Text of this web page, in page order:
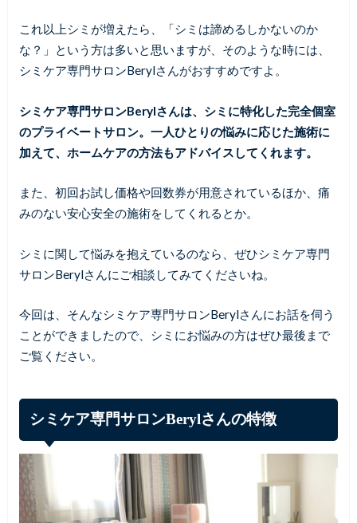
これ以上シミが増えたら、「シミは諦めるしかないのか
な？」という方は多いと思いますが、そのような時には、
シミケア専門サロンBerylさんがおすすめですよ。
シミケア専門サロンBerylさんは、シミに特化した完全個室
のプライベートサロン。一人ひとりの悩みに応じた施術に
加えて、ホームケアの方法もアドバイスしてくれます。
また、初回お試し価格や回数券が用意されているほか、痛
みのない安心安全の施術をしてくれるとか。
シミに関して悩みを抱えているのなら、ぜひシミケア専門
サロンBerylさんにご相談してみてくださいね。
今回は、そんなシミケア専門サロンBerylさんにお話を伺う
ことができましたので、シミにお悩みの方はぜひ最後まで
ご覧ください。
シミケア専門サロンBerylさんの特徴